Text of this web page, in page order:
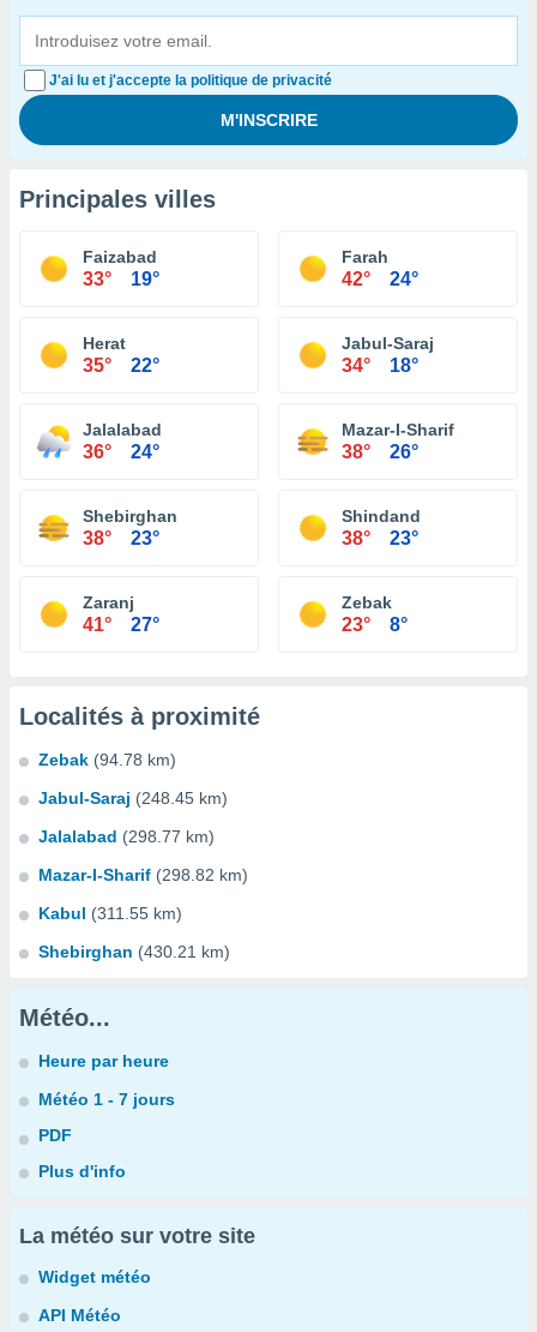
J'ai lu et j'accepte la politique de privacité
Principales villes
Faizabad
33° 19°
Farah
42° 24°
Herat
35° 22°
Jabul-Saraj
34° 18°
Jalalabad
36° 24°
Mazar-I-Sharif
38° 26°
Shebirghan
38° 23°
Shindand
38° 23°
Zaranj
41° 27°
Zebak
23° 8°
Localités à proximité
Zebak (94.78 km)
Jabul-Saraj (248.45 km)
Jalalabad (298.77 km)
Mazar-I-Sharif (298.82 km)
Kabul (311.55 km)
Shebirghan (430.21 km)
Météo...
Heure par heure
Météo 1 - 7 jours
PDF
Plus d'info
La météo sur votre site
Widget météo
API Météo